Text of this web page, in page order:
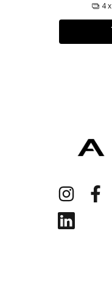
4
Cupom 1a compra: